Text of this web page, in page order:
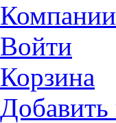
Компании
Войти
Корзина